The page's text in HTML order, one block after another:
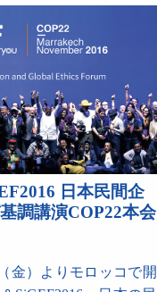
日本民間企
調講演COP22本会
金）よりモロッコで開